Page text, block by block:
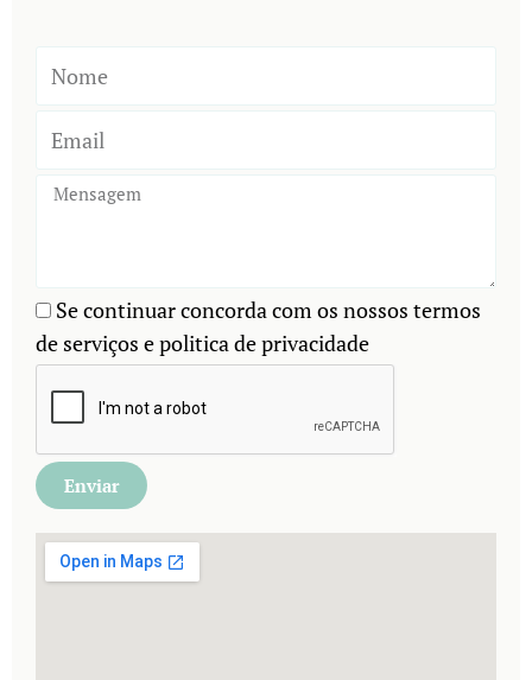
Se continuar concorda com os nossos termos
de serviços e politica de privacidade
Enviar